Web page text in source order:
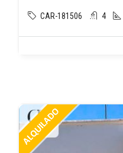
CAR-181506 4